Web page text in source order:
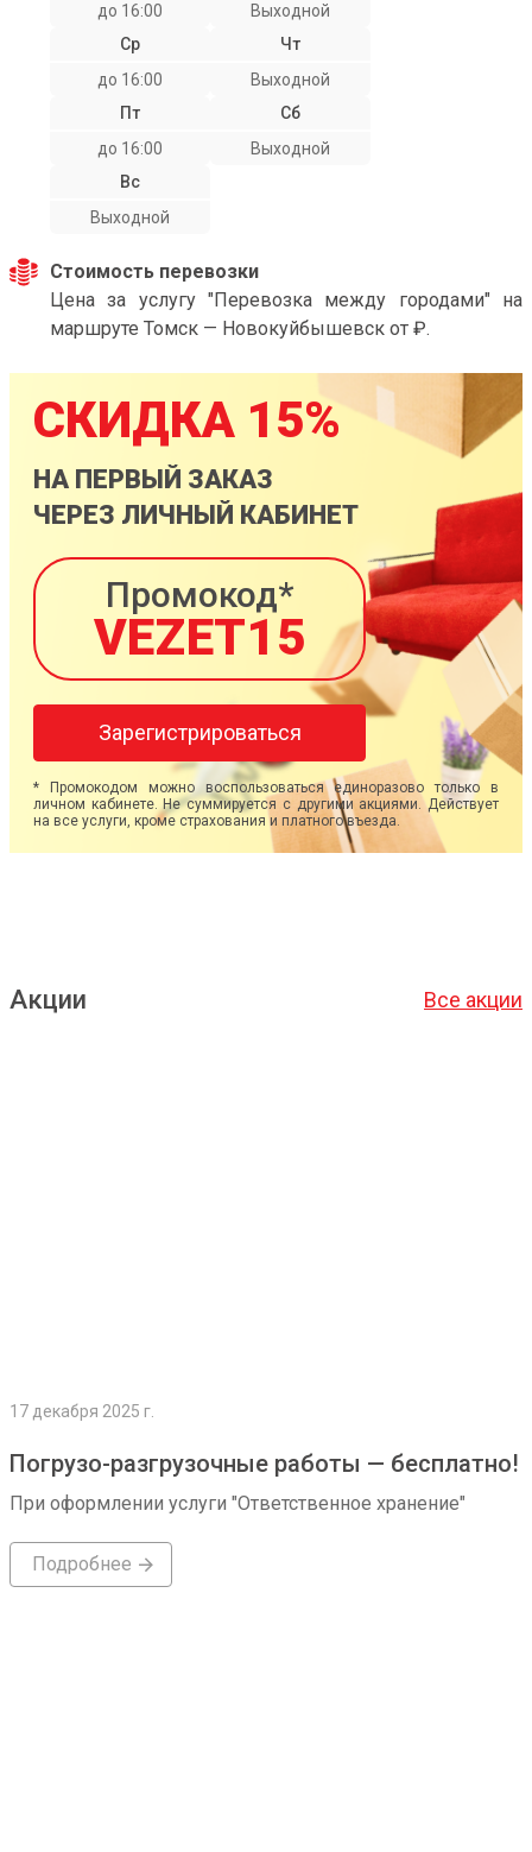
до 16:00
Выходной
Ср
до 16:00
Чт
Выходной
Пт
до 16:00
Сб
Выходной
Вс
Выходной
Стоимость перевозки
Цена за услугу "Перевозка между городами" на
маршруте Томск — Новокуйбышевск от ₽.
СКИДКА 15%
НА ПЕРВЫЙ ЗАКАЗ
ЧЕРЕЗ ЛИЧНЫЙ КАБИНЕТ
Промокод*
VEZET15
Зарегистрироваться
* Промокодом можно воспользоваться единоразово только в
личном кабинете. Не суммируется с другими акциями. Действует
на все услуги, кроме страхования и платного въезда.
Акции Все акции
17 декабря 2025 г.
Погрузо-разгрузочные работы — бесплатно!
При оформлении услуги "Ответственное хранение"
Подробнее